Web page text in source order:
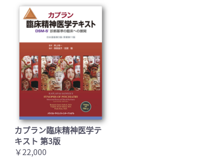
カプラン臨床精神医学テ
キスト 第3版
￥22,000